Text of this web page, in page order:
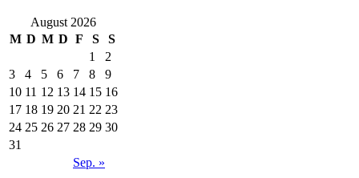
August 2026
M D M D F S S
Sep. »
1
2
3
4 5 6 7 8
9
10 11 12 13 14 15 16
17 18 19 20 21 22 23
24 25 26 27 28 29 30
31